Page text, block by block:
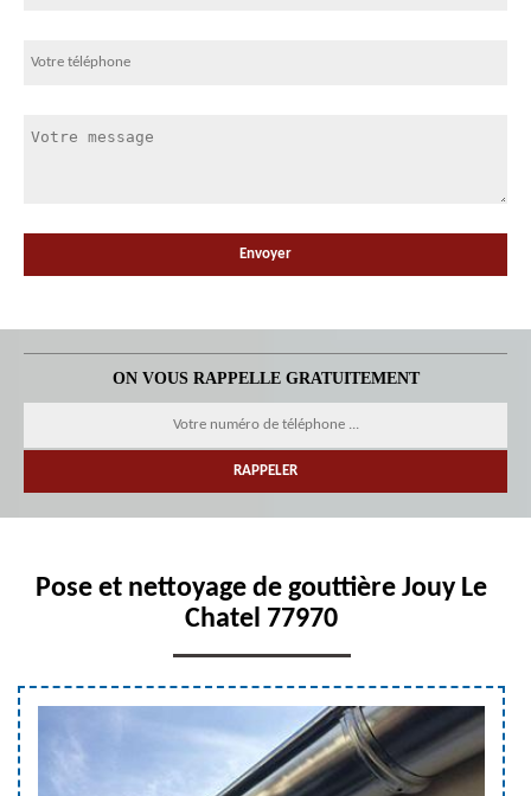
ON VOUS RAPPELLE GRATUITEMENT
Pose et nettoyage de gouttière Jouy Le
Chatel 77970